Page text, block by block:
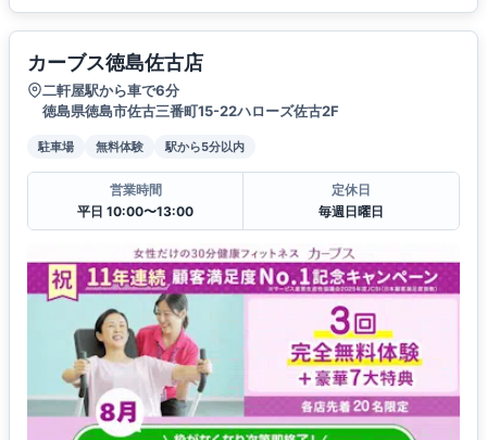
カーブス徳島佐古店
二軒屋駅から車で6分
徳島県徳島市佐古三番町15-22ハローズ佐古2F
駐車場 無料体験 駅から5分以内
営業時間
平日 10:00〜13:00
定休日
毎週日曜日